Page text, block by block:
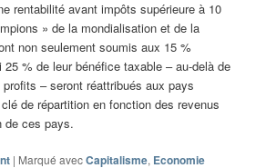
rentabilité avant impôts supérieure à 10
» de la mondialisation et de la
non seulement soumis aux 15 %
% de leur bénéfice taxable – au-delà de
– seront réattribués aux pays
de répartition en fonction des revenus
de ces pays.
| Marqué avecCapitalisme, Economie